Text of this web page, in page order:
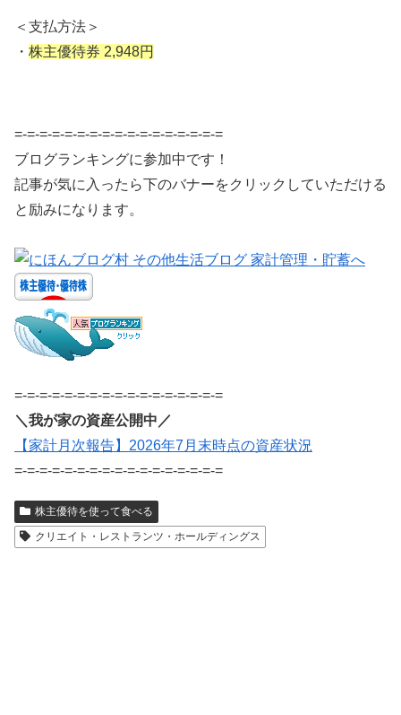
＜支払方法＞
・ 株主優待券 2,948円
=-=-=-=-=-=-=-=-=-=-=-=-=-=-=-=-=
ブログランキングに参加中です！
記事が気に入ったら下のバナーをクリックしていただける
と励みになります。
=-=-=-=-=-=-=-=-=-=-=-=-=-=-=-=-=
＼我が家の資産公開中／
【家計月次報告】2026年7月末時点の資産状況
=-=-=-=-=-=-=-=-=-=-=-=-=-=-=-=-=
株主優待を使って食べる
クリエイト・レストランツ・ホールディングス